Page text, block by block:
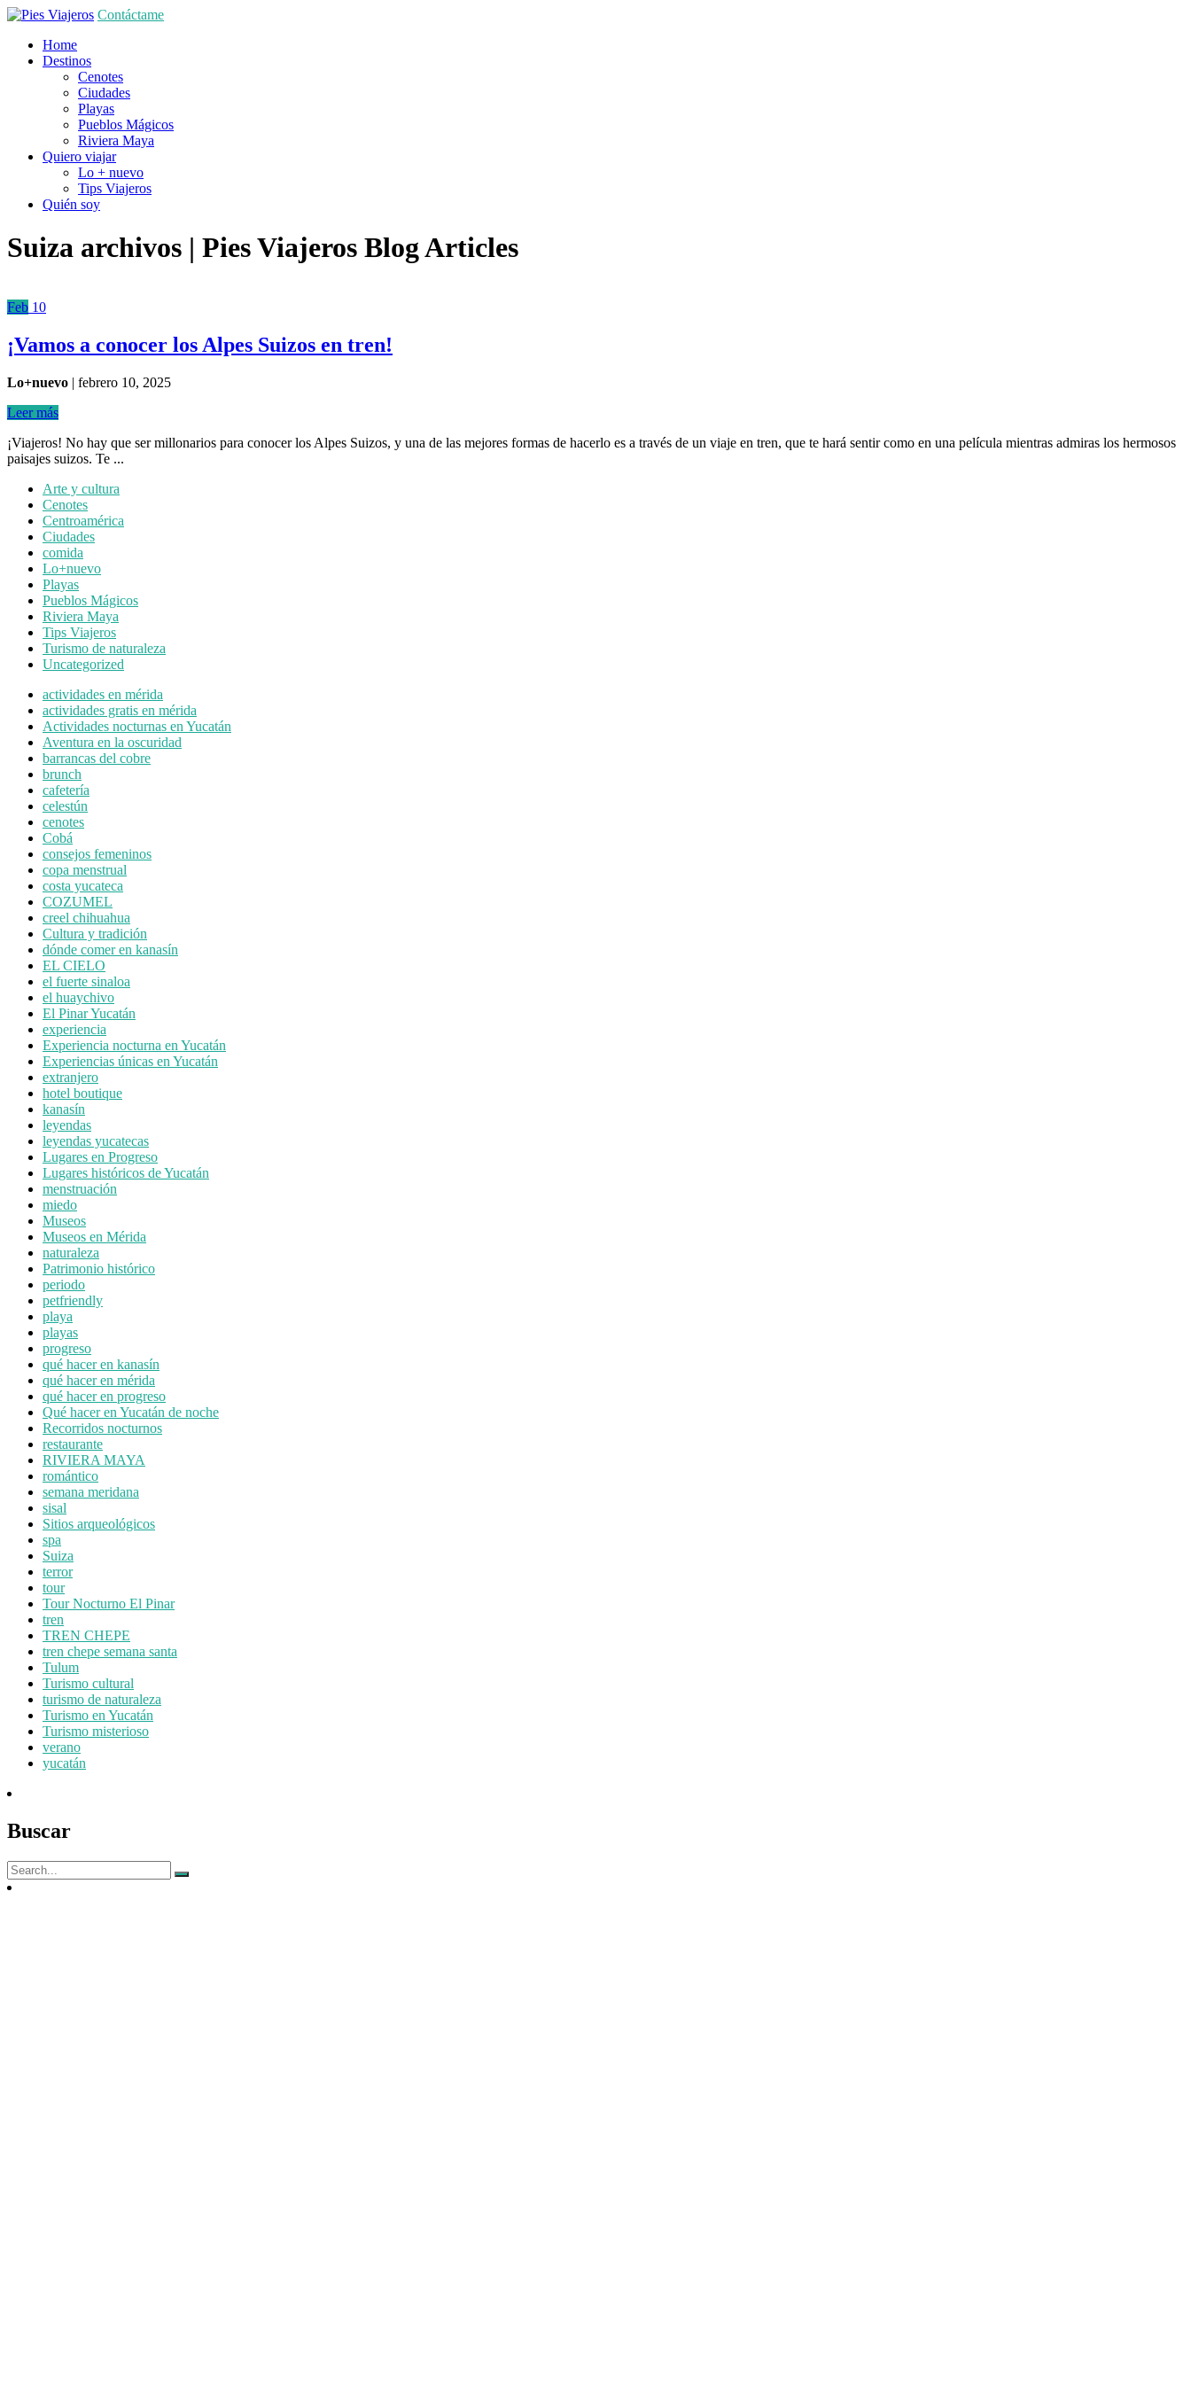
Contáctame
Home
Destinos
Cenotes
Ciudades
Playas
Pueblos Mágicos
Riviera Maya
Quiero viajar
Lo + nuevo
Tips Viajeros
Quién soy
Suiza archivos | Pies Viajeros Blog Articles
Feb 10
¡Vamos a conocer los Alpes Suizos en tren!
Lo+nuevo | febrero 10, 2025
Leer más
¡Viajeros! No hay que ser millonarios para conocer los Alpes Suizos, y una de las mejores formas de hacerlo es a través de un viaje en tren, que te hará sentir como en una película mientras admiras los hermosos
paisajes suizos. Te ...
Arte y cultura
Cenotes
Centroamérica
Ciudades
comida
Lo+nuevo
Playas
Pueblos Mágicos
Riviera Maya
Tips Viajeros
Turismo de naturaleza
Uncategorized
actividades en mérida
actividades gratis en mérida
Actividades nocturnas en Yucatán
Aventura en la oscuridad
barrancas del cobre
brunch
cafetería
celestún
cenotes
Cobá
consejos femeninos
copa menstrual
costa yucateca
COZUMEL
creel chihuahua
Cultura y tradición
dónde comer en kanasín
EL CIELO
el fuerte sinaloa
el huaychivo
El Pinar Yucatán
experiencia
Experiencia nocturna en Yucatán
Experiencias únicas en Yucatán
extranjero
hotel boutique
kanasín
leyendas
leyendas yucatecas
Lugares en Progreso
Lugares históricos de Yucatán
menstruación
miedo
Museos
Museos en Mérida
naturaleza
Patrimonio histórico
periodo
petfriendly
playa
playas
progreso
qué hacer en kanasín
qué hacer en mérida
qué hacer en progreso
Qué hacer en Yucatán de noche
Recorridos nocturnos
restaurante
RIVIERA MAYA
romántico
semana meridana
sisal
Sitios arqueológicos
spa
Suiza
terror
tour
Tour Nocturno El Pinar
tren
TREN CHEPE
tren chepe semana santa
Tulum
Turismo cultural
turismo de naturaleza
Turismo en Yucatán
Turismo misterioso
verano
yucatán
Buscar